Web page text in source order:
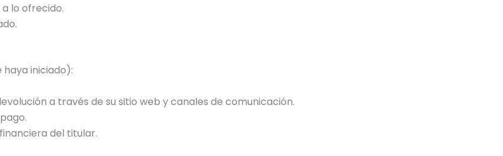
lo ofrecido.
iniciado):
a través de su sitio web y canales de comunicación.
del titular.